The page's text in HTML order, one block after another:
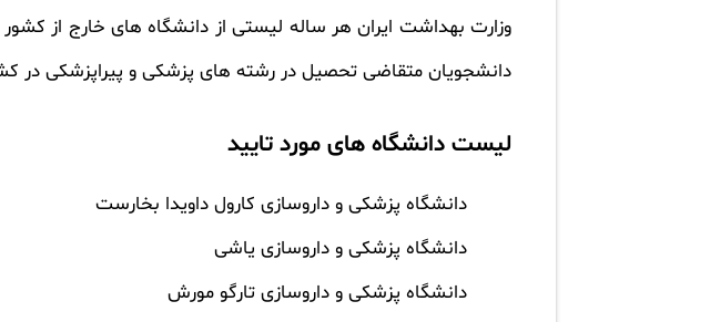
وزارت بهداشت ایران هر ساله لیستی از دانشگاه های خارج از
دانشجویان متقاضی تحصیل در رشته های پزشکی و پیراپزشکی در
لیست دانشگاه های مورد تایید
دانشگاه پزشکی و داروسازی کارول داویدا بخارست
دانشگاه پزشکی و داروسازی یاشی
دانشگاه پزشکی و داروسازی تارگو مورش